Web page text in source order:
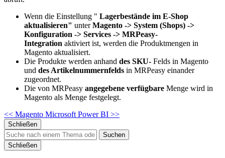
Wenn die Einstellung " Lagerbestände im E-Shop
aktualisieren" unterMagento -> System (Shops) ->
Konfiguration -> Services -> MRPeasy-
Integration aktiviert ist, werden die Produktmengen in
Magento aktualisiert.
Die Produkte werden anhand des SKU- Felds in Magento
und des Artikelnummernfelds in MRPeasy einander
zugeordnet.
Die von MRPeasy angegebene verfügbare Menge wird in
Magento als Menge festgelegt.
<< Magento Microsoft Power BI >>
Schließen
Suchen
Schließen